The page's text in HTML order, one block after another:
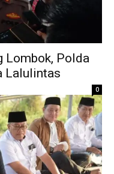
Lombok, Polda
Lalulintas
0